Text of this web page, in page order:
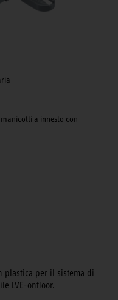
a innesto con
plastica per il sistema di
LVE-onfloor.